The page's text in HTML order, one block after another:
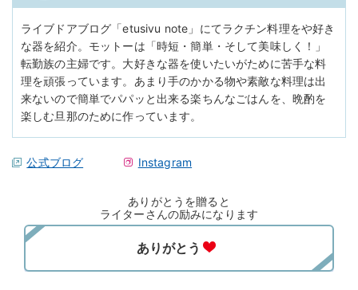
ライブドアブログ「etusivu note」にてラクチン料理をや好き
な器を紹介。モットーは「時短・簡単・そして美味しく！」
転勤族の主婦です。大好きな器を使いたいがために苦手な料
理を頑張っています。あまり手のかかる物や素敵な料理は出
来ないので簡単でパパッと出来る楽ちんなごはんを、晩酌を
楽しむ旦那のために作っています。
公式ブログ Instagram
ありがとうを贈ると
ライターさんの励みになります